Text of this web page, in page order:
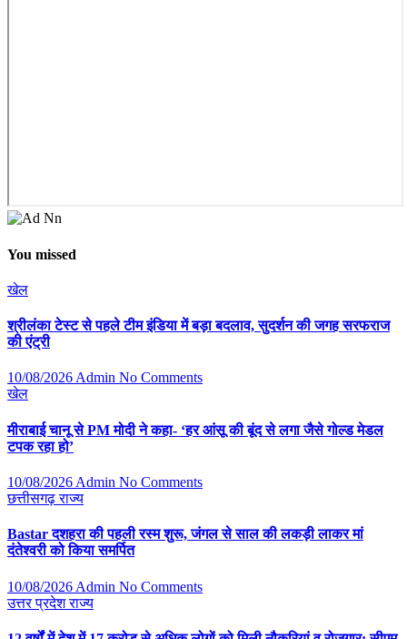
You missed
खेल
श्रीलंका टेस्ट से पहले टीम इंडिया में बड़ा बदलाव, सुदर्शन की जगह सरफराज
की एंट्री
10/08/2026Admin No Comments
खेल
मीराबाई चानू से PM मोदी ने कहा- ‘हर आंसू की बूंद से लगा जैसे गोल्ड मेडल
टपक रहा हो’
10/08/2026 Admin No Comments
छत्तीसगढ़राज्य
Bastar दशहरा की पहली रस्म शुरू, जंगल से साल की लकड़ी लाकर मां
दंतेश्वरी को किया समर्पित
10/08/2026 Admin No Comments
उत्तर प्रदेशराज्य